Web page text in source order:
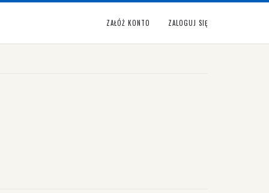
ZAŁÓŻ KONTO ZALOGUJ SIĘ